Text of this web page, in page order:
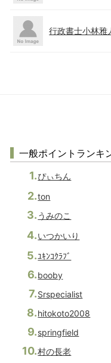
行政書士小林雅
一般ポイントランキ
ぴぃちん
ton
うみのこ
いつかいり
ﾕｷﾝｺｸﾗﾌﾞ
booby
Srspecialist
hitokoto2008
springfield
村の長老